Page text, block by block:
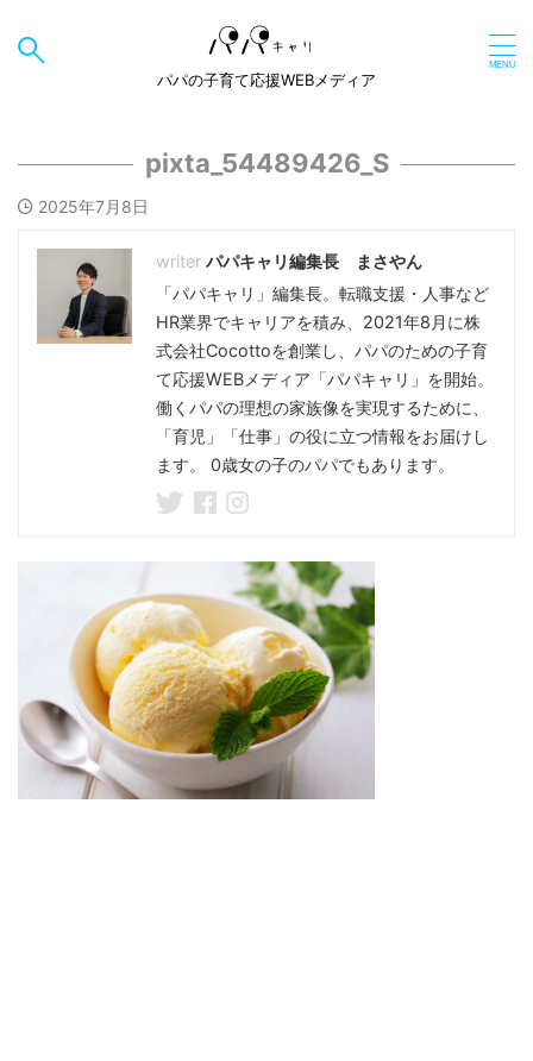
パパの子育て応援WEBメディア
pixta_54489426_S
2025年7月8日
パパキャリ編集長 まさやん
「パパキャリ」編集長。転職支援・人事など
HR業界でキャリアを積み、2021年8月に株
式会社Cocottoを創業し、パパのための子育
て応援WEBメディア「パパキャリ」を開始。
働くパパの理想の家族像を実現するために、
「育児」「仕事」の役に立つ情報をお届けし
ます。 0歳女の子のパパでもあります。